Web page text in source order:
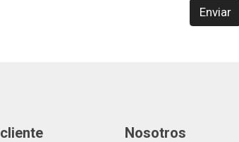
Enviar
Nosotros